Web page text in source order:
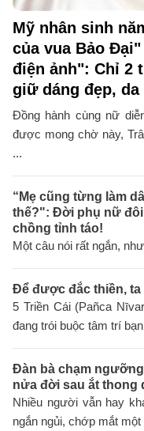
Mỹ nhân sinh
của vua Bảo
điện ảnh": Chỉ 2
giữ dáng đẹp,
Đồng hành cùng nữ
được mong chờ này,
...
“Mẹ cũng từng làm
thế?": Đời phụ nữ
chồng tỉnh táo!
Một câu nói rất ngắn,
Để được đắc thiền, ta
5 Triền Cái (Pañca
đang trói buộc tâm trí
Đàn bà chạm
nửa đời sau ắt thong
Nhiều người vẫn hay
ngắn ngủi, chớp mắt